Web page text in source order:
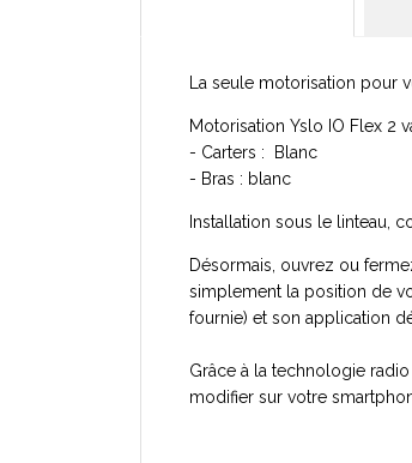
La seule motorisation pour
Motorisation Yslo IO Flex 2
- Carters : Blanc
- Bras : blanc
Installation sous le linteau,
Désormais, ouvrez ou
simplement la position de
fournie) et son application
Grâce à la technologie
modifier sur votre